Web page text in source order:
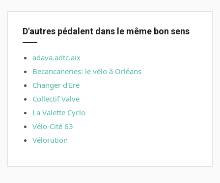
D'autres pédalent dans le même bon sens
adava.adtc.aix
Becancaneries: le vélo à Orléans
Changer d'Ere
Collectif Valve
La Valette Cyclo
Vélo-Cité 63
Vélorution